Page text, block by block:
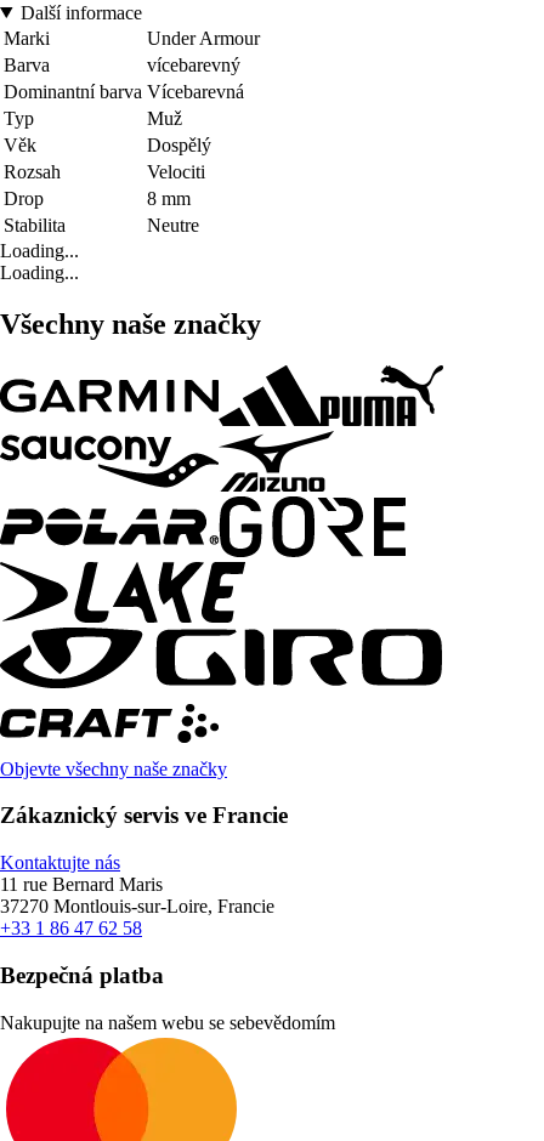
Další informace
Marki
Under Armour
Barva
vícebarevný
Dominantní barva Vícebarevná
Typ
Muž
Věk
Dospělý
Rozsah
Velociti
Drop
8 mm
Stabilita
Neutre
Loading...
Loading...
Všechny naše značky
Objevte všechny naše značky
Zákaznický servis ve Francie
Kontaktujte nás
11 rue Bernard Maris
37270 Montlouis-sur-Loire, Francie
+33 1 86 47 62 58
Bezpečná platba
Nakupujte na našem webu se sebevědomím